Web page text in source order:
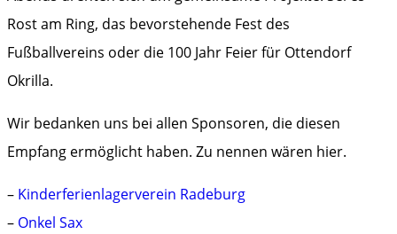
Rost am Ring, das bevorstehende Fest des
Fußballvereins oder die 100 Jahr Feier für Ottendorf
Okrilla.
Wir bedanken uns bei allen Sponsoren, die diesen
Empfang ermöglicht haben. Zu nennen wären hier.
– Kinderferienlagerverein Radeburg
– Onkel Sax